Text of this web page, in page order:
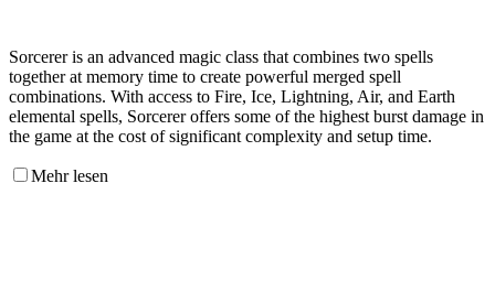
Sorcerer is an advanced magic class that combines two spells
together at memory time to create powerful merged spell
combinations. With access to Fire, Ice, Lightning, Air, and Earth
elemental spells, Sorcerer offers some of the highest burst damage in
the game at the cost of significant complexity and setup time.
Mehr lesen